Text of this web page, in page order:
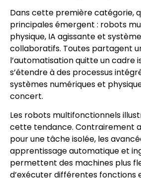
Dans cette première catégorie,
principales émergent : robots
physique, IA agissante et
collaboratifs. Toutes partagent
l’automatisation quitte un cadre
s’étendre à des processus
systèmes numériques et
concert.
Les robots multifonctionnels
cette tendance. Contrairement
pour une tâche isolée, les
apprentissage automatique et
permettent des machines plus
d’exécuter différentes fonctions